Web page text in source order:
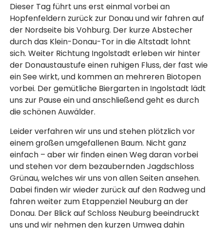
Dieser Tag führt uns erst einmal vorbei an
Hopfenfeldern zurück zur Donau und wir fahren auf
der Nordseite bis Vohburg. Der kurze Abstecher
durch das Klein-Donau-Tor in die Altstadt lohnt
sich. Weiter Richtung Ingolstadt erleben wir hinter
der Donaustaustufe einen ruhigen Fluss, der fast wie
ein See wirkt, und kommen an mehreren Biotopen
vorbei. Der gemütliche Biergarten in Ingolstadt lädt
uns zur Pause ein und anschließend geht es durch
die schönen Auwälder.
Leider verfahren wir uns und stehen plötzlich vor
einem großen umgefallenen Baum. Nicht ganz
einfach – aber wir finden einen Weg daran vorbei
und stehen vor dem bezaubernden Jagdschloss
Grünau, welches wir uns von allen Seiten ansehen.
Dabei finden wir wieder zurück auf den Radweg und
fahren weiter zum Etappenziel Neuburg an der
Donau. Der Blick auf Schloss Neuburg beeindruckt
uns und wir nehmen den kurzen Umweg dahin